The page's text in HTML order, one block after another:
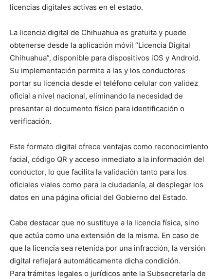
licencias digitales activas en el estado.
La licencia digital de Chihuahua es gratuita y puede
obtenerse desde la aplicación móvil “Licencia Digital
Chihuahua”, disponible para dispositivos iOS y Android.
Su implementación permite a las y los conductores
portar su licencia desde el teléfono celular con validez
oficial a nivel nacional, eliminando la necesidad de
presentar el documento físico para identificación o
verificación.
Este formato digital ofrece ventajas como reconocimiento
facial, código QR y acceso inmediato a la información del
conductor, lo que facilita la validación tanto para los
oficiales viales como para la ciudadanía, al desplegar los
datos en una página oficial del Gobierno del Estado.
Cabe destacar que no sustituye a la licencia física, sino
que actúa como una extensión de la misma. En caso de
que la licencia sea retenida por una infracción, la versión
digital reflejará automáticamente dicha condición.
Para trámites legales o jurídicos ante la Subsecretaría de